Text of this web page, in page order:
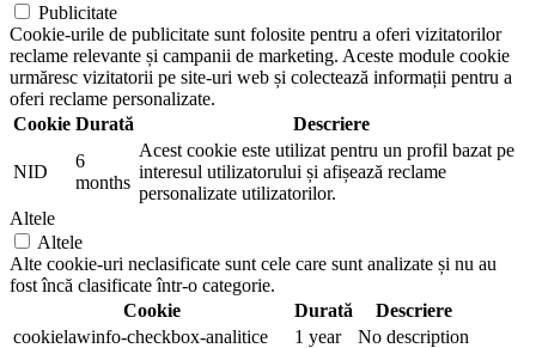
Publicitate
Cookie-urile de publicitate sunt folosite pentru a oferi vizitatorilor
reclame relevante și campanii de marketing. Aceste module cookie
urmăresc vizitatorii pe site-uri web și colectează informații pentru a
oferi reclame personalizate.
Cookie Durată Descriere
NID
6
months
Acest cookie este utilizat pentru un profil bazat pe
interesul utilizatorului și afișează reclame
personalizate utilizatorilor.
Altele
Altele
Alte cookie-uri neclasificate sunt cele care sunt analizate și nu au
fost încă clasificate într-o categorie.
Cookie
Durată
Descriere
cookielawinfo-checkbox-analitice
1 year
No description